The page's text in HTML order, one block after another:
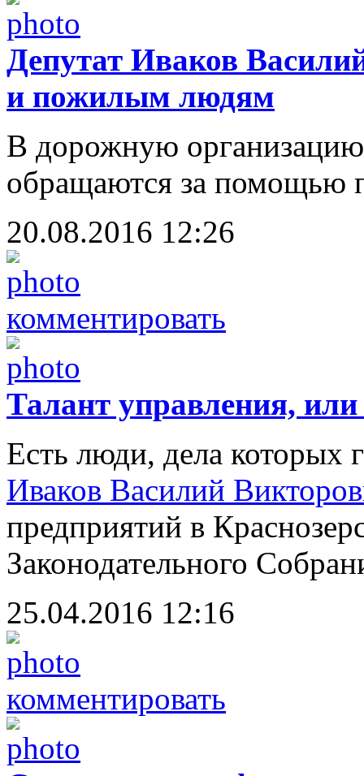
Депутат Иваков
и пожилым людям
В дорожную организацию
обращаются за помощью
20.08.2016 12:26
комментировать
Талант управления,
Есть люди, дела которых
Иваков Василий
предприятий в
Законодательного
25.04.2016 12:16
комментировать